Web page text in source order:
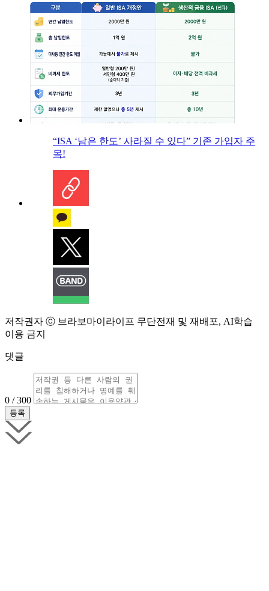
“ISA ‘남은 한도’ 사라질 수 있다” 기존 가입자 주
목!
저작권자 ⓒ 브라보마이라이프 무단전재 및 재배포, AI학습
이용 금지
댓글
0 / 300